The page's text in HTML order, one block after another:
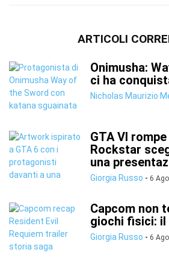
ARTICOLI
Onimusha:
ci ha
Nicholas Maurizio
GTA VI
Rockstar
una
Giorgia Russo - 6
Capcom non
giochi fisici: il
Giorgia Russo - 6